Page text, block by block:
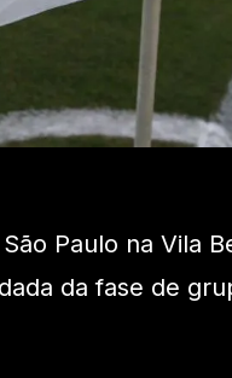
Paulo na Vila
da fase de